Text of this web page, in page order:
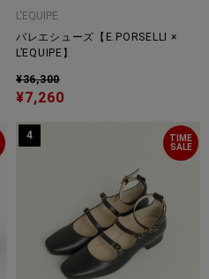
L'EQUIPE
バレエシューズ【E.PORSELLI ×
L’EQUIPE】
¥36,300
¥7,260
TIME
SALE
4